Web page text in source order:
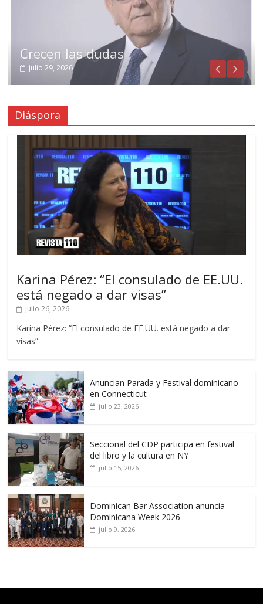
Crecen las dudas
julio 29, 2026
Diáspora
Karina Pérez: “El consulado de EE.UU.
está negado a dar visas”
julio 26, 2026
Karina Pérez: “El consulado de EE.UU. está negado a dar
visas”
Anuncian Parada y Festival dominicano
en Connecticut
julio 23, 2026
Seccional del CDP participa en festival
del libro y la cultura en NY
julio 15, 2026
Dominican Bar Association anuncia
Dominicana Week 2026
julio 9, 2026